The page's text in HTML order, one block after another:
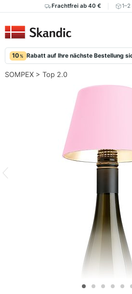
Frachtfrei ab 40 €
10 % Rabatt auf Ihre nächste Bestellung
SOMPEX > Top 2.0